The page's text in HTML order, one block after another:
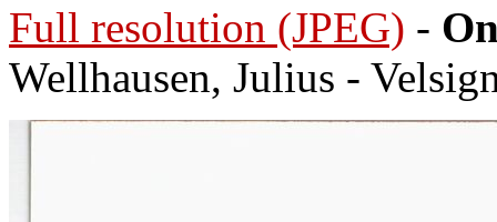
Full resolution (JPEG) -
Wellhausen, Julius -